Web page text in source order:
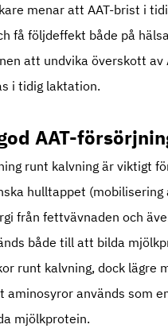
menar att AAT-brist i
få följdeffekt både på
att undvika överskott
i tidig laktation.
AAT-
runt kalvning är viktigt
hulltappet
från fettvävnaden och
både till att bilda
runt kalvning, dock lägre
aminosyror används som
mjölkprotein.